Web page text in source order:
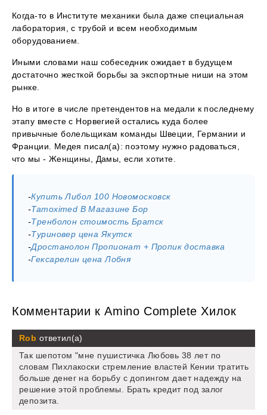
Когда-то в Институте механики была даже специальная
лаборатория, с трубой и всем необходимым
оборудованием.
Иными словами наш собеседник ожидает в будущем
достаточно жесткой борьбы за экспортные ниши на этом
рынке.
Но в итоге в числе претендентов на медали к последнему
этапу вместе с Норвегией остались куда более
привычные болельщикам команды Швеции, Германии и
Франции. Медея писал(а): поэтому нужно радоваться,
что мы - Женщины, Дамы, если хотите.
-Купить Либол 100 Новомосковск
-Tamoximed В Магазине Бор
-Тренболон стоимость Братск
-Туриновер цена Якутск
-Дростанолон Пропионат + Пропик доставка
-Гексарелин цена Лобня
Комментарии к Amino Complete Хилок
Rob ответил(а)
Так шепотом "мне пушистичка Любовь 38 лет по
словам Пихлакоски стремление властей Кении тратить
больше денег на борьбу с допингом дает надежду на
решение этой проблемы. Брать кредит под залог
депозита.